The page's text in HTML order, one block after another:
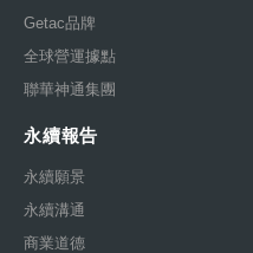
Getac品牌
全球營運據點
聯華神通集團
永續報告
永續願景
永續溝通
商業道德